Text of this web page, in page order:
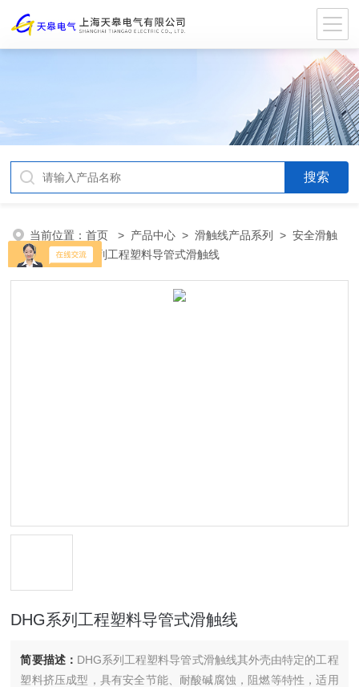
当前位置：首页 > 产品中心 >滑触线产品系列 >安全滑触
线
> DHG系列工程塑料导管式滑触线
DHG系列工程塑料导管式滑触线
简要描述： DHG系列工程塑料导管式滑触线其外壳由特定的工程
塑料挤压成型，具有安全节能、耐酸碱腐蚀，阻燃等特性，适用